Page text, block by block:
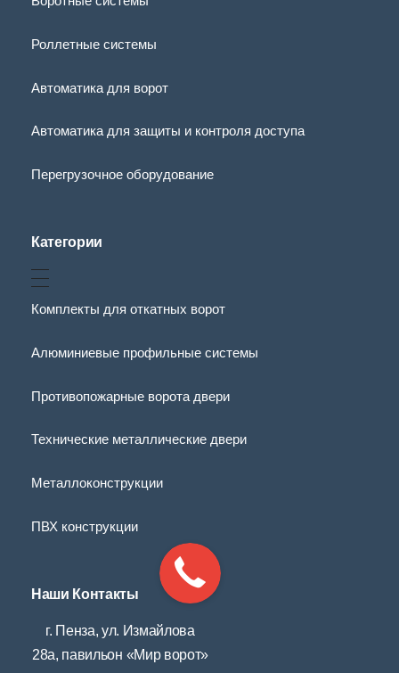
Роллетные системы
Автоматика для ворот
Автоматика для защиты и контроля доступа
Перегрузочное оборудование
Категории
Комплекты для откатных ворот
Алюминиевые профильные системы
Противопожарные ворота двери
Технические металлические двери
Металлоконструкции
ПВХ конструкции
Наши Контакты
г. Пенза, ул. Измайлова
28а, павильон «Мир ворот»